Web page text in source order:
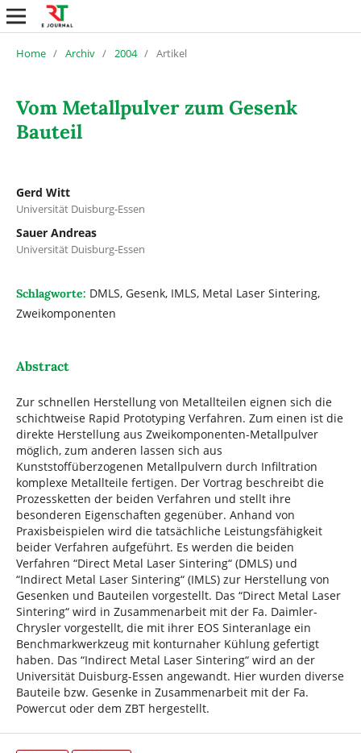
Home / Archiv / 2004 / Artikel
Vom Metallpulver zum Gesenk
Bauteil
Gerd Witt
Universität Duisburg-Essen
Sauer Andreas
Universität Duisburg-Essen
Schlagworte: DMLS, Gesenk, IMLS, Metal Laser Sintering,
Zweikomponenten
Abstract
Zur schnellen Herstellung von Metallteilen eignen sich die
schichtweise Rapid Prototyping Verfahren. Zum einen ist die
direkte Herstellung aus Zweikomponenten-Metallpulver
möglich, zum anderen lassen sich aus
Kunststoffüberzogenen Metallpulvern durch Infiltration
komplexe Metallteile fertigen. Der Vortrag beschreibt die
Prozessketten der beiden Verfahren und stellt ihre
besonderen Eigenschaften gegenüber. Anhand von
Praxisbeispielen wird die tatsächliche Leistungsfähigkeit
beider Verfahren aufgeführt. Es werden die beiden
Verfahren “Direct Metal Laser Sintering“ (DMLS) und
“Indirect Metal Laser Sintering“ (IMLS) zur Herstellung von
Gesenken und Bauteilen vorgestellt. Das “Direct Metal Laser
Sintering“ wird in Zusammenarbeit mit der Fa. Daimler-
Chrysler vorgestellt, die mit ihrer EOS Sinteranlage ein
Benchmarkwerkzeug mit konturnaher Kühlung gefertigt
haben. Das “Indirect Metal Laser Sintering“ wird an der
Universität Duisburg-Essen angewandt. Hier wurden diverse
Bauteile bzw. Gesenke in Zusammenarbeit mit der Fa.
Powercut oder dem ZBT hergestellt.